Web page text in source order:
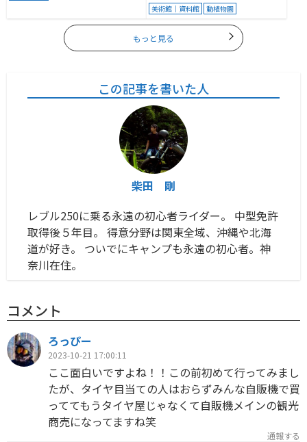
美術館｜資料館 動植物園
もっと見る
この記事を書いた人
柴田 剛
レブル250に乗る永遠の初心者ライダー。 中型免許
取得後５年目。 得意分野は関東全域、沖縄や北海
道が好き。 ついでにキャンプも永遠の初心者。神
奈川在住。
コメント
ろっぴー
2023-10-21 17:00:11
ここ面白いですよね！！この前初めて行ってみまし
たが、タイヤ目当ての人はおらずみんな自販機で買
っててもうタイヤ屋じゃなくて自販機メインの観光
商売になってますね笑
通報する